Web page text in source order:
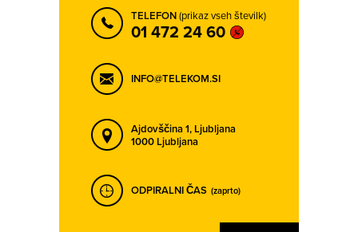
TELEFON(prikaz vseh številk)
01 472 24 60
INFO@TELEKOM.SI
Ajdovščina 1, Ljubljana
1000 Ljubljana
ODPIRALNI ČAS (zaprto)